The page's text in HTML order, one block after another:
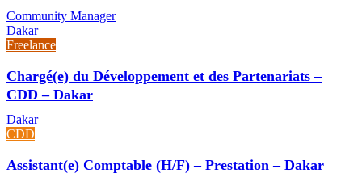
Community Manager
Dakar
Freelance
Chargé(e) du Développement et des Partenariats –
CDD – Dakar
Dakar
CDD
Assistant(e) Comptable (H/F) – Prestation – Dakar